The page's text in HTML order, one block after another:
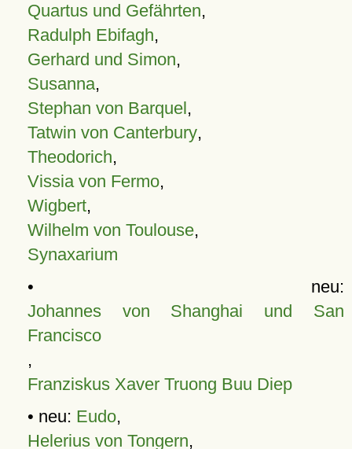
Quartus und Gefährten,
Radulph Ebifagh,
Gerhard und Simon,
Susanna,
Stephan von Barquel,
Tatwin von Canterbury,
Theodorich,
Vissia von Fermo,
Wigbert,
Wilhelm von Toulouse,
Synaxarium
• neu:
Johannes von Shanghai und San
Francisco
,
Franziskus Xaver Truong Buu Diep
• neu: Eudo,
Helerius von Tongern,